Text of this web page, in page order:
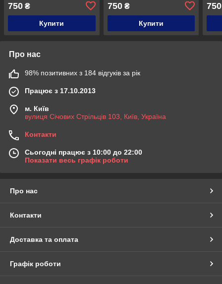
750 ₴
Купити
750₴
Купити
750
Про нас
98% позитивних з 184 відгуків за рік
Працює з 17.10.2013
м. Київ
вулиця Січових Стрільців 103, Київ, Україна
Контакти
Сьогодні працює з 10:00 до 22:00
Показати весь графік роботи
Про нас
Контакти
Доставка та оплата
Графік роботи